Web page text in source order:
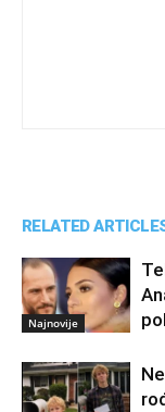
RELATED
Najnovije